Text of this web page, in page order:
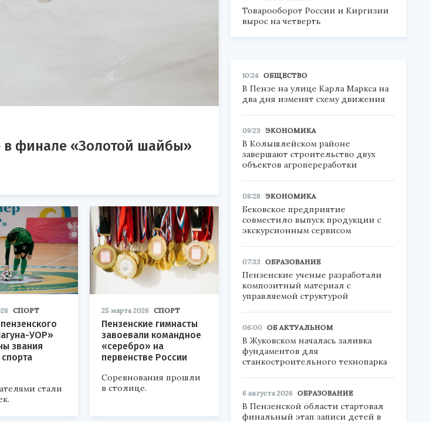
финале «Золотой шайбы»
СПОРТ
УОР»
звания
стали
25 марта 2026 СПОРТ
Пензенские гимнасты
завоевали командное
«серебро» на
первенстве России
Соревнования прошли
в столице.
Товарооборот России и Киргизии
вырос на четверть
10:24 ОБЩЕСТВО
В Пензе на улице Карла Маркса на
два дня изменят схему движения
09:23 ЭКОНОМИКА
В Колышлейском районе
завершают строительство двух
объектов агропереработки
08:28 ЭКОНОМИКА
Бековское предприятие
совместило выпуск продукции с
экскурсионным сервисом
07:33 ОБРАЗОВАНИЕ
Пензенские ученые разработали
композитный материал с
управляемой структурой
06:00 ОБ АКТУАЛЬНОМ
В Жуковском началась заливка
фундаментов для
станкостроительного технопарка
6 августа 2026 ОБРАЗОВАНИЕ
В Пензенской области стартовал
финальный этап записи детей в